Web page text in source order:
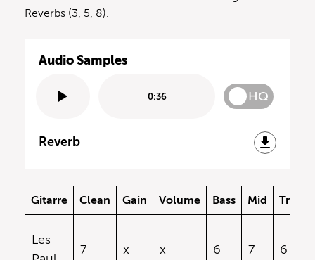
Reverbs (3, 5, 8).
Audio Samples
0:36 HQ
Reverb
Gitarre Clean Gain Volume Bass Mid Treble
Les
7 x x 6 7 6